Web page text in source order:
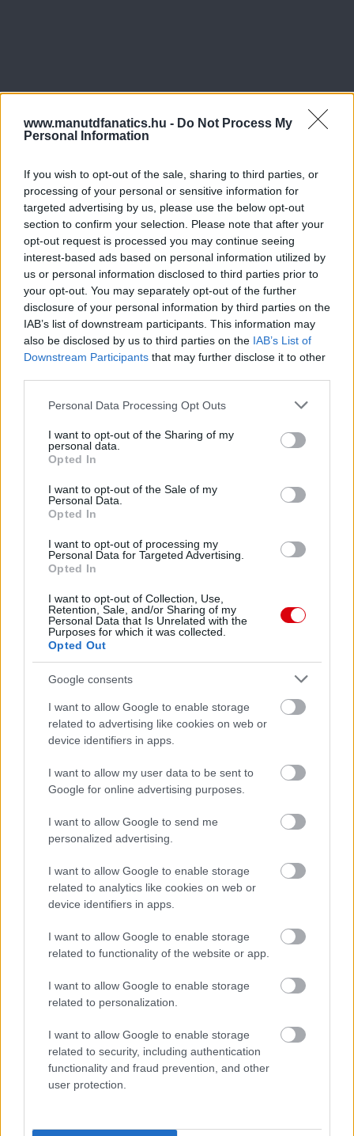
www.manutdfanatics.hu - Do Not Process My
Personal Information
If you wish to opt-out of the sale, sharing to third parties, or
processing of your personal or sensitive information for
targeted advertising by us, please use the below opt-out
section to confirm your selection. Please note that after your
opt-out request is processed you may continue seeing
interest-based ads based on personal information utilized by
us or personal information disclosed to third parties prior to
your opt-out. You may separately opt-out of the further
disclosure of your personal information by third parties on the
IAB’s list of downstream participants. This information may
also be disclosed by us to third parties on the IAB’s List of
Downstream Participants that may further disclose it to other
Please note that this website/app uses one or more Google
not limited to your visit or usage behaviour. You may click to
grant or deny consent to Google and its third-party tags to
use your data for below specified purposes in below Google
consent section.
Personal Data Processing Opt Outs
I want to opt-out of the Sharing of my
personal data.
Opted In
I want to opt-out of the Sale of my
Personal Data.
Opted In
I want to opt-out of processing my
Personal Data for Targeted Advertising.
Opted In
I want to opt-out of Collection, Use,
Retention, Sale, and/or Sharing of my
Personal Data that Is Unrelated with the
Purposes for which it was collected.
Opted Out
Google consents
I want to allow Google to enable storage
related to advertising like cookies on web or
device identifiers in apps.
I want to allow my user data to be sent to
Google for online advertising purposes.
I want to allow Google to send me
personalized advertising.
I want to allow Google to enable storage
related to analytics like cookies on web or
device identifiers in apps.
I want to allow Google to enable storage
related to functionality of the website or app.
I want to allow Google to enable storage
related to personalization.
I want to allow Google to enable storage
related to security, including authentication
functionality and fraud prevention, and other
user protection.
Meccs Center
Paris Saint-Germainvs
Manchester United
Felkészülési szezon 4. mérkőzés
Nya Ullevi, Göteborg
2026-08-08 17:00
1 nap 13 óra 6 perc 51 másodperc
Leeds UnitedvsManchester United2026-08-12 20:30
ELŐZŐ MÉRKŐZÉSEK
Támogasd adományoddal
Kapcsolódó hírek
MANCHESTER UNITED